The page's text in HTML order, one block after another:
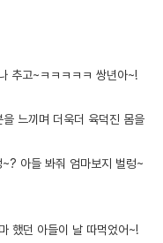
추고~ㅋㅋㅋㅋㅋ 쌍년아~!
느끼며 더욱더 육덕진 몸을
아들 봐줘 엄마보지 벌렁~
했던 아들이 날 따먹었어~!